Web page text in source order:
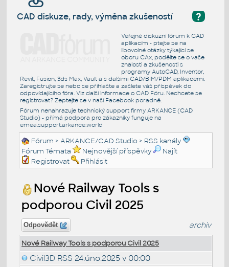
?
CAD diskuze, rady, výměna zkušeností
Veřejné diskuzní fórum k CAD
aplikacím - ptejte se na
libovolné otázky týkající se
oboru CAx, podělte se o vaše
znalosti a zkušenosti s
programy AutoCAD, Inventor,
Revit, Fusion, 3ds Max, Vault a s dalšími CAD/BIM/PDM aplikacemi.
Zaregistrujte se nebo se přihlašte a zašlete váš příspěvek do
odpovídajícího fóra. Viz další informace o CAD Fóru. Nechcete se
registrovat? Zeptejte se v naší Facebook poradně.
Fórum nenahrazuje technický support firmy ARKANCE (CAD
Studio) - přímá podpora pro zákazníky funguje na
emea.support.arkance.world
Fórum >ARKANCE/CAD Studio > RSS kanály
Fórum Témata
Nejnovější příspěvky
Najít
Registrovat
Přihlásit
Nové Railway Tools s
podporou Civil 2025
Odpovědět archiv
Nové Railway Tools s podporou Civil 2025
Civil3D RSS 24.úno.2025 v 00:00